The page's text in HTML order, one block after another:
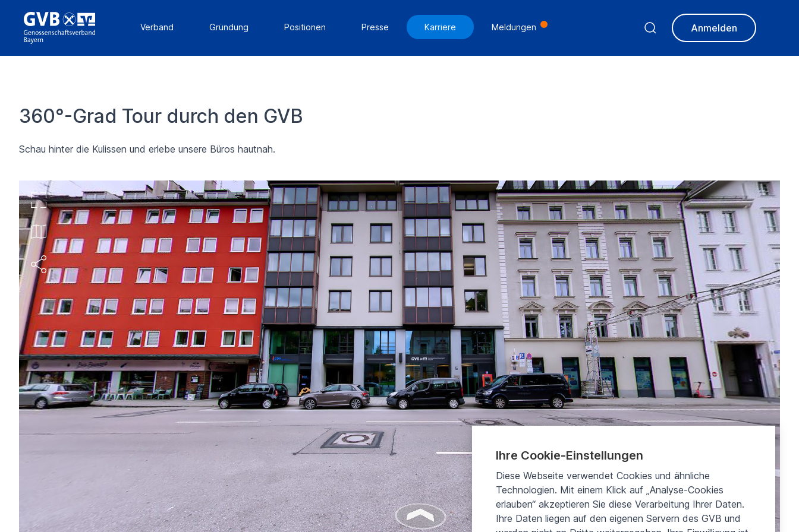
Verband Gründung Positionen Presse Karriere Meldungen Anmelden
360°-Grad Tour durch den GVB
Schau hinter die Kulissen und erlebe unsere Büros hautnah.
Ihre Cookie-Einstellungen
Diese Webseite verwendet Cookies und ähnliche
Technologien. Mit einem Klick auf „Analyse-Cookies
erlauben“ akzeptieren Sie diese Verarbeitung Ihrer Daten.
Ihre Daten liegen auf den eigenen Servern des GVB und